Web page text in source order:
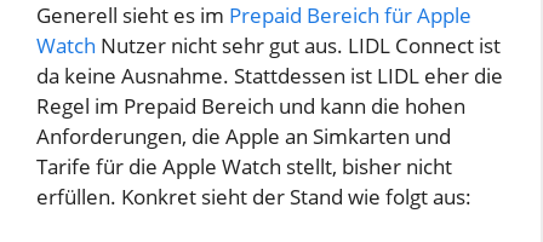
Generell sieht es im Prepaid Bereich für Apple
Watch Nutzer nicht sehr gut aus. LIDL Connect ist
da keine Ausnahme. Stattdessen ist LIDL eher die
Regel im Prepaid Bereich und kann die hohen
Anforderungen, die Apple an Simkarten und
Tarife für die Apple Watch stellt, bisher nicht
erfüllen. Konkret sieht der Stand wie folgt aus: